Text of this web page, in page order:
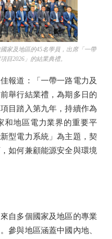
及地區的45名學員，出席「一帶
目2026」的結業典禮。
道：「一帶一路電力及
舉行結業禮，為期多日的
目踏入第九年，持續作為
和地區電力業界的重要平
型電力系統」為主題，契
如何兼顧能源安全與環境
多個國家及地區的專業
參與地區涵蓋中國內地、